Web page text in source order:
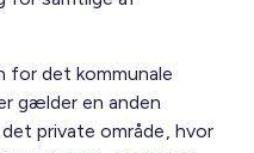
for det kommunale
gælder en anden
private område, hvor